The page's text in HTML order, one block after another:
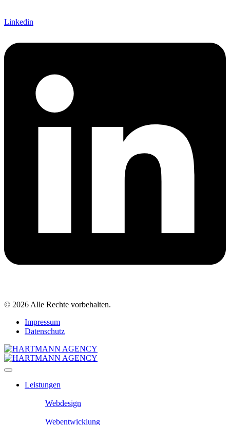
Linkedin
© 2026 Alle Rechte vorbehalten.
Impressum
Datenschutz
Leistungen
Webdesign
Webentwicklung